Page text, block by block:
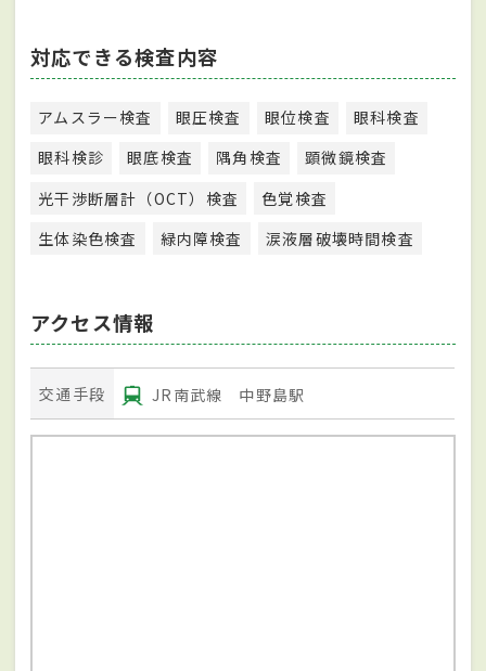
対応できる検査内容
アムスラー検査 眼圧検査 眼位検査
眼科検査
眼科検診
眼底検査 隅角検査
顕微鏡検査
光干渉断層計（OCT）検査
色覚検査
生体染色検査
緑内障検査 涙液層破壊時間検査
アクセス情報
交通手段 JR南武線 中野島駅